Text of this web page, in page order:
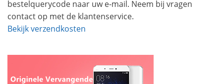
bestelquerycode naar uw e-mail. Neem bij vragen
contact op met de klantenservice.
Bekijk verzendkosten